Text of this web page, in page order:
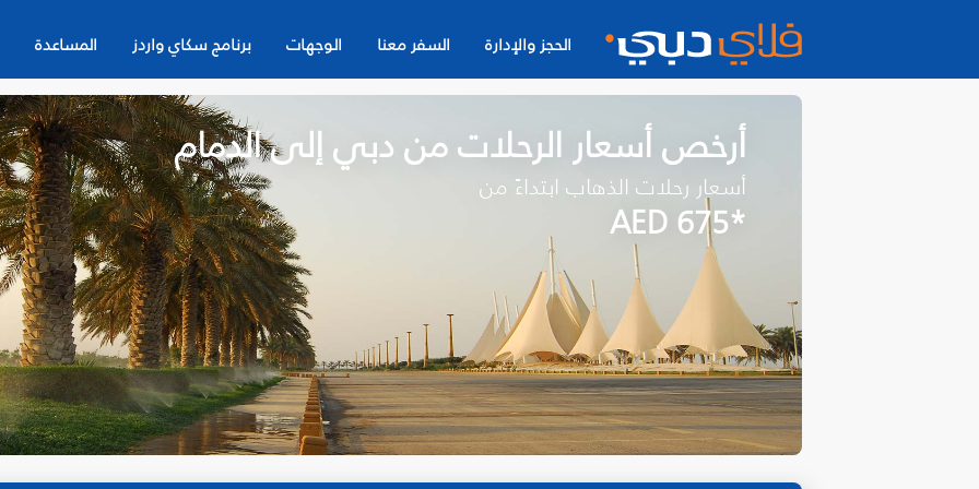
الحجز والإدارة السفر معنا الوجهات برنامج سكاي واردز المساعدة
أرخص أسعار الرحلات من دبي إلى الدمام
أسعار رحلات الذهاب ابتداءً من
*AED 675